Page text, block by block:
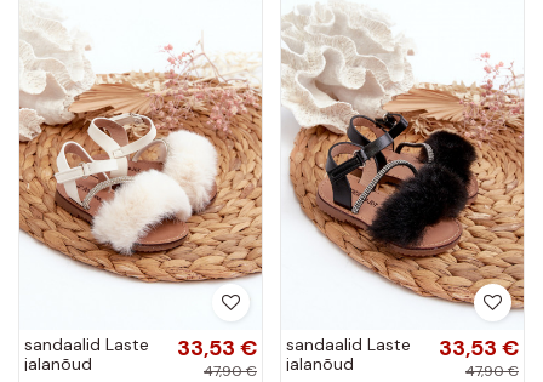
sandaalid Laste
jalanõud
33,53 €
47,90 €
sandaalid Laste
jalanõud
33,53 €
47,90 €